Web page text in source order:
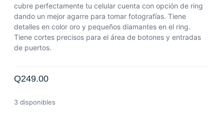
cubre perfectamente tu celular cuenta con opción de ring
dando un mejor agarre para tomar fotografías. Tiene
detalles en color oro y pequeños diamantes en el ring.
Tiene cortes precisos para el área de botones y entradas
de puertos.
Q249.00
3 disponibles